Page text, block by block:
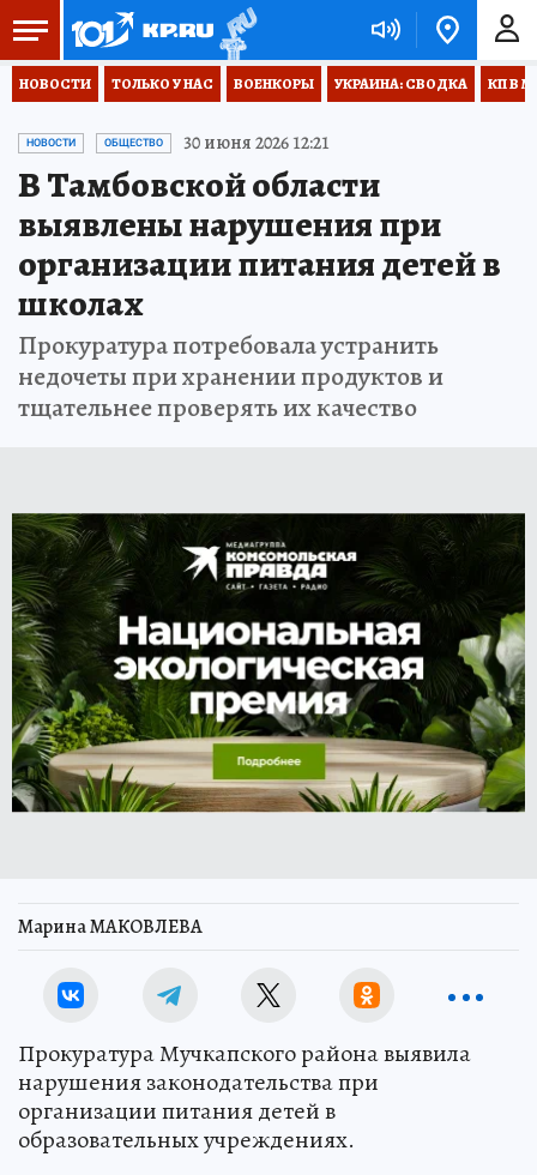
НОВОСТИ ТОЛЬКО У НАС ВОЕНКОРЫ УКРАИНА: СВОДКА КП В
НОВОСТИ ОБЩЕСТВО 30 июня 2026 12:21
В Тамбовской области
выявлены нарушения при
организации питания детей в
школах
Прокуратура потребовала устранить
недочеты при хранении продуктов и
тщательнее проверять их качество
Марина МАКОВЛЕВА
Прокуратура Мучкапского района выявила
нарушения законодательства при
организации питания детей в
образовательных учреждениях.